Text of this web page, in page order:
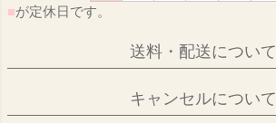
■が定休日です。
送料・配送について
キャンセルについて